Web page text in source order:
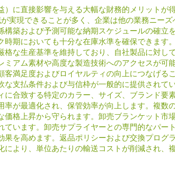
に直接影響を与える大幅な財務的メリットが
実現できることが多く、企業は他の業務ニー
築および予測可能な納期スケジュールの確立
期においても十分な在庫水準を確保できます
な生産基準を維持しており、自社製品に対し
アム素材や高度な製造技術へのアクセスが可
満足度およびロイヤルティの向上につなげる
支払条件および与信枠が一般的に提供されて
合致する特定のカラー、サイズ、ブランド要
が最適化され、保管効率が向上します。複数
格上昇から守られます。卸売ブランケット市
います。卸売サプライヤーとの専門的なパー
を高めます。返品ポリシーおよび交換プログ
より、単位あたりの輸送コストが削減され、